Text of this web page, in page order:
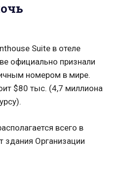
Suite в отеле
официально признали
номером в мире.
$80 тыс. (4,7 миллиона
всего в
здания Организации